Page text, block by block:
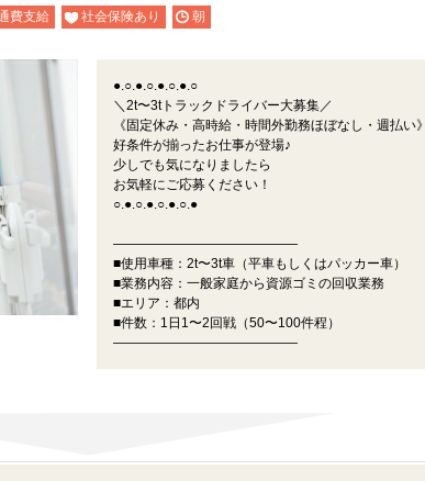
費支給 社会保険あり 朝
●.○.●.○.●.○.●.○
＼2t〜3tトラックドライバー大募集／
《固定休み・高時給・時間外勤務ほぼなし・週払い》
好条件が揃ったお仕事が登場♪
少しでも気になりましたら
お気軽にご応募ください！
○.●.○.●.○.●.○.●
――――――――――――――
■使用車種：2t〜3t車（平車もしくはパッカー車）
■業務内容：一般家庭から資源ゴミの回収業務
■エリア：都内
■件数：1日1〜2回戦（50〜100件程）
――――――――――――――